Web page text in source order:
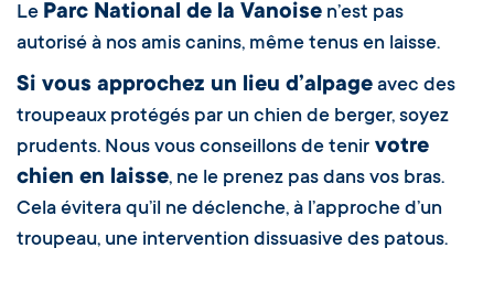
Le Parc National de la Vanoise n’est pas
autorisé à nos amis canins, même tenus en laisse.
Si vous approchez un lieu d’alpage avec des
troupeaux protégés par un chien de berger, soyez
prudents. Nous vous conseillons de tenir votre
chien en laisse, ne le prenez pas dans vos bras.
Cela évitera qu’il ne déclenche, à l’approche d’un
troupeau, une intervention dissuasive des patous.